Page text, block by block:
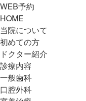
WEB予約
HOME
当院について
初めての方
ドクター紹介
診療内容
一般歯科
口腔外科